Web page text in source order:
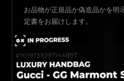
お品物が正規品か偽造品かを明
定書をお届けします。